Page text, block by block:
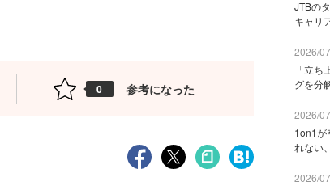
0 参考になった
JTBの
キャリ
2026/
「立
グを分
2026/
1on1
れない
2026/